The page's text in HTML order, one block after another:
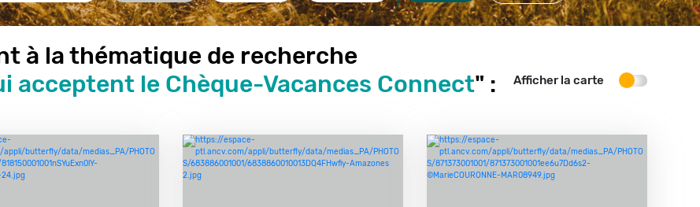
à la thématique de recherche
acceptent le Chèque-Vacances Connect" : Afficher la carte